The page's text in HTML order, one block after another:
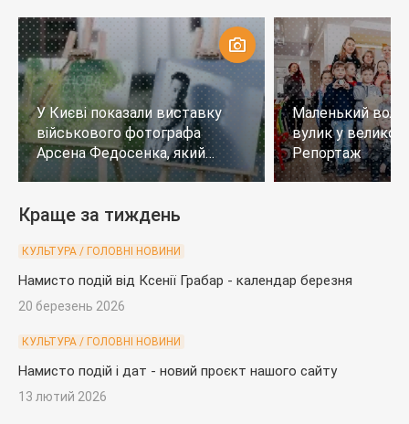
У Києві показали виставку
військового фотографа
Арсена Федосенка, який
загинув на війні
Маленький
вулик у
Репортаж
Краще за тиждень
КУЛЬТУРА / ГОЛОВНІ НОВИНИ
Намисто подій від Ксенії Грабар - календар березня
20 березень 2026
КУЛЬТУРА / ГОЛОВНІ НОВИНИ
Намисто подій і дат - новий проєкт нашого сайту
13 лютий 2026